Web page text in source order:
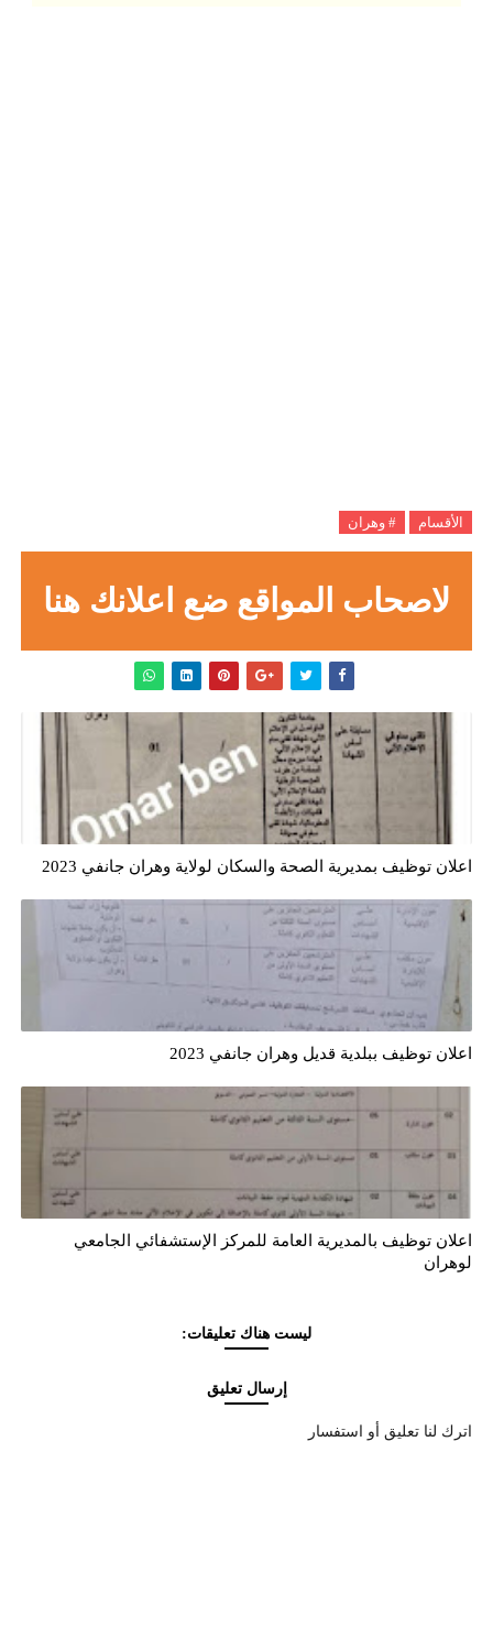
الأقسام # وهران
لاصحاب المواقع ضع اعلانك هنا
اعلان توظيف بمديرية الصحة والسكان لولاية وهران جانفي 2023
اعلان توظيف ببلدية قديل وهران جانفي 2023
اعلان توظيف بالمديرية العامة للمركز الإستشفائي الجامعي
لوهران
ليست هناك تعليقات:
إرسال تعليق
اترك لنا تعليق أو استفسار